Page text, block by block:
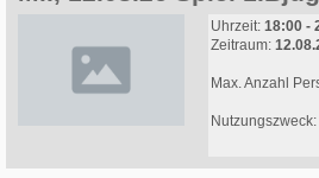
Uhrzeit: 18:00 -
Zeitraum:
Max. Anzahl
Nutzungszweck: